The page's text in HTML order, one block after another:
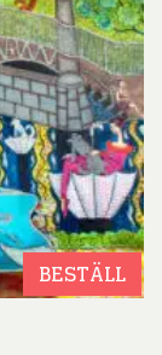
BESTÄLL